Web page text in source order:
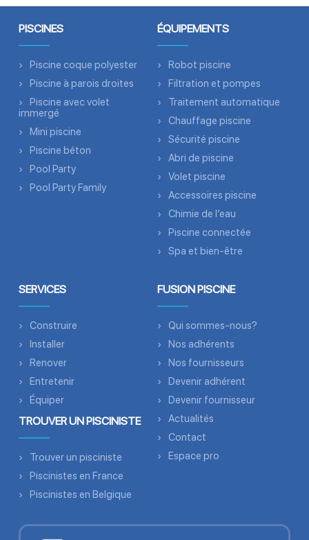
PISCINES
Piscine coque polyester
Piscine à parois droites
Piscine avec volet
immergé
Mini piscine
Piscine béton
Pool Party
Pool Party Family
ÉQUIPEMENTS
Robot piscine
Filtration et pompes
Traitement automatique
Chauffage piscine
Sécurité piscine
Abri de piscine
Volet piscine
Accessoires piscine
Chimie de l’eau
Piscine connectée
Spa et bien-être
SERVICES
Construire
Installer
Renover
Entretenir
Équiper
TROUVER UN PISCINISTE
Trouver un pisciniste
Piscinistes en France
Piscinistes en Belgique
FUSION PISCINE
Qui sommes-nous?
Nos adhérents
Nos fournisseurs
Devenir adhérent
Devenir fournisseur
Actualités
Contact
Espace pro